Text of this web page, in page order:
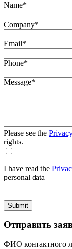
Name*
Company*
Email*
Phone*
Message*
Please see the
rights.
I have read the
personal data
Submit
Отправить
ФИО контактного